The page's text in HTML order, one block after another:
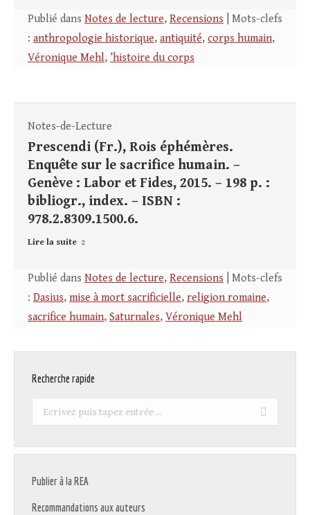
Publié dans Notes de lecture, Recensions | Mots-clefs
: anthropologie historique, antiquité, corps humain,
Véronique Mehl, ’histoire du corps
Notes-de-Lecture
Prescendi (Fr.), Rois éphémères.
Enquête sur le sacrifice humain. –
Genève : Labor et Fides, 2015. – 198 p. :
bibliogr., index. – ISBN :
978.2.8309.1500.6.
Lire la suite
Publié dans Notes de lecture, Recensions | Mots-clefs
: Dasius, mise à mort sacrificielle, religion romaine,
sacrifice humain, Saturnales, Véronique Mehl
Recherche rapide
Recherche
Publier à la REA
Recommandations aux auteurs